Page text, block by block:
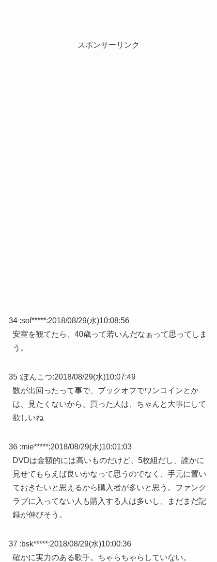
スポンサーリンク
34 :sof*****:2018/08/29(水)10:08:56
安室を観てたら、40歳って若いんだなぁって思ってしま
う。
35 :ぽんこつ:2018/08/29(水)10:07:49
数が出回ったって事で、ブックオフでワンコインとか
は、見たくないから、買った人は、ちゃんと大事にして
欲しいね
36 :mie*****:2018/08/29(水)10:01:03
DVDは金額的には高いものだけど、5枚組だし、誰かに
見せてもらえば良いかなって思うのでなく、手元に置い
ておきたいと思えるから購入者が多いと思う。ファンク
ラブに入ってない人も購入する人は多いし、まだまだ記
録が伸びそう。
37 :bsk*****:2018/08/29(水)10:00:36
確かに実力のある歌手。ちゃらちゃらしていない。